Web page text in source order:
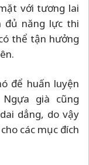
với tương lai
đủ năng lực thi
thể tận hưởng
để huấn luyện
già cũng
dẳng, do vậy
các mục đích